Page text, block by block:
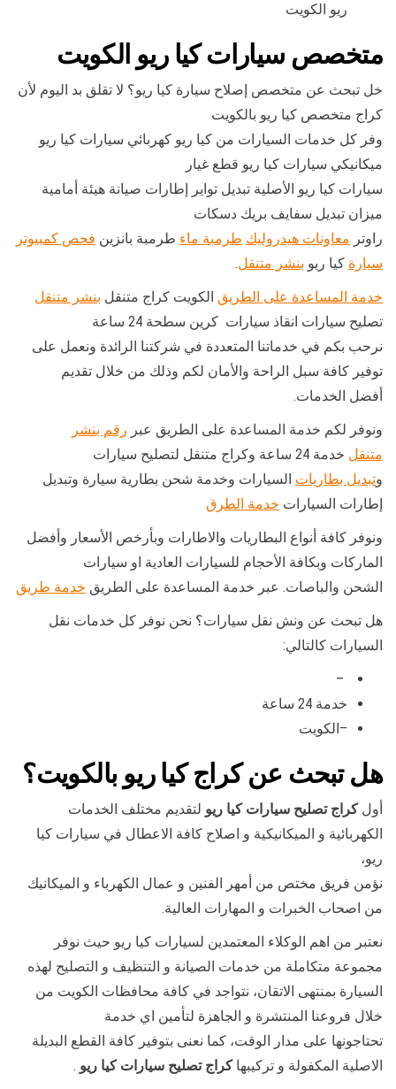
ريو الكويت
متخصص سيارات كيا ريو الكويت
خل تبحث عن متخصص إصلاح سيارة كيا ريو؟ لا تقلق بد اليوم لأن
كراج متخصص كيا ريو بالكويت
وفر كل خدمات السيارات من كيا ريو كهربائي سيارات كيا ريو
ميكانيكي سيارات كيا ريو قطع غيار
سيارات كيا ريو الأصلية تبديل تواير إطارات صيانة هيئة أمامية
ميزان تبديل سفايف بريك دسكات
راوتر معاونات هيدروليك طرمبة ماء طرمبة بانزين فحص كمبيوتر
سيارة كيا ريو بنشر متنقل.
خدمة المساعدة على الطريق الكويت كراج متنقل بنشر متنقل
تصليح سيارات انقاذ سيارات كرين سطحة 24 ساعة
نرحب بكم في خدماتنا المتعددة في شركتنا الرائدة ونعمل على
توفير كافة سبل الراحة والأمان لكم وذلك من خلال تقديم
أفضل الخدمات.
ونوفر لكم خدمة المساعدة على الطريق عبر رقم بنشر
متنقل خدمة 24 ساعة وكراج متنقل لتصليح سيارات
وتبديل بطاريات السيارات وخدمة شحن بطارية سيارة وتبديل
إطارات السيارات خدمة الطرق
ونوفر كافة أنواع البطاريات والاطارات وبأرخص الأسعار وأفضل
الماركات وبكافة الأحجام للسيارات العادية او سيارات
الشحن والباصات. عبر خدمة المساعدة على الطريق خدمة طريق
هل تبحث عن ونش نقل سيارات؟ نحن نوفر كل خدمات نقل
السيارات كالتالي:
–
خدمة 24 ساعة
–الكويت
هل تبحث عن كراج كيا ريو بالكويت؟
أولكراج تصليح سيارات كيا ريو لتقديم مختلف الخدمات
الكهربائية و الميكانيكية و اصلاح كافة الاعطال في سيارات كيا
ريو،
نؤمن فريق مختص من أمهر الفنين و عمال الكهرباء و الميكانيك
من اصحاب الخبرات و المهارات العالية.
نعتبر من اهم الوكلاء المعتمدين لسيارات كيا ريو حيث نوفر
مجموعة متكاملة من خدمات الصيانة و التنظيف و التصليح لهذه
السيارة بمنتهى الاتقان، نتواجد في كافة محافظات الكويت من
خلال فروعنا المنتشرة و الجاهزة لتأمين اي خدمة
تحتاجونها على مدار الوقت، كما نعنى بتوفير كافة القطع البديلة
الاصلية المكفولة و تركيبهاكراج تصليح سيارات كيا ريو .